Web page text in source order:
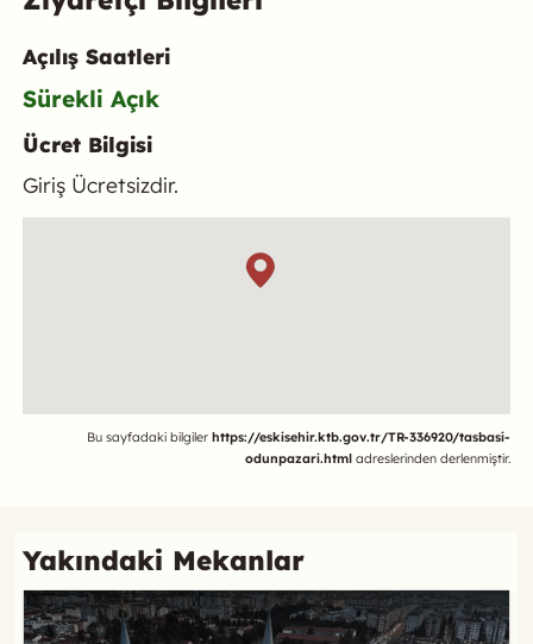
Açılış Saatleri
Sürekli Açık
Ücret Bilgisi
Giriş Ücretsizdir.
ReferansBu sayfadaki bilgilerhttps://eskisehir.ktb.gov.tr/TR-336920/tasbasi-
odunpazari.html adreslerinden derlenmiştir.
Yakındaki Mekanlar